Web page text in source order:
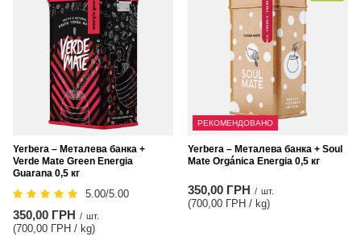
Yerbera – Металева банка +
Verde Mate Green Energia
Guarana 0,5 кг
5.00/5.00
350,00 ГРН / шт.
(700,00 ГРН / kg)
РЕКОМЕНДОВАНО
Yerbera – Металева банка + Soul
Mate Orgánica Energia 0,5 кг
350,00 ГРН / шт.
(700,00 ГРН / kg)